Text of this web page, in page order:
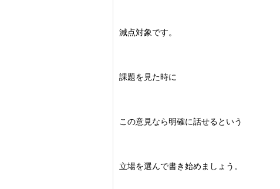
減点対象です。
課題を見た時に
この意見なら明確に話せるという
立場を選んで書き始めましょう。